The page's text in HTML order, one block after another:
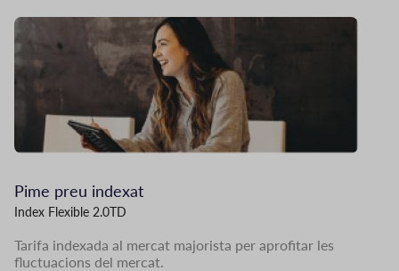
Imatge
Pime preu indexat
Index Flexible 2.0TD
Tarifa indexada al mercat majorista per aprofitar les
fluctuacions del mercat.